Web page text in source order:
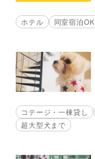
ホテル 同室宿泊OK
コテージ・一棟貸し
超大型犬まで